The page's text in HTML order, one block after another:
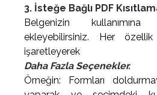
3. İsteğe Bağlı PDF
Belgenizin
ekleyebilirsiniz. Her
işaretleyerek
Daha Fazla Seçenekler.
Örneğin: Formları